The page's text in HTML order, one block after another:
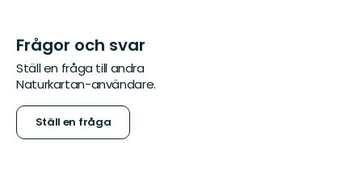
Frågor och svar
Ställ en fråga till andra
Naturkartan-användare.
Ställ en fråga